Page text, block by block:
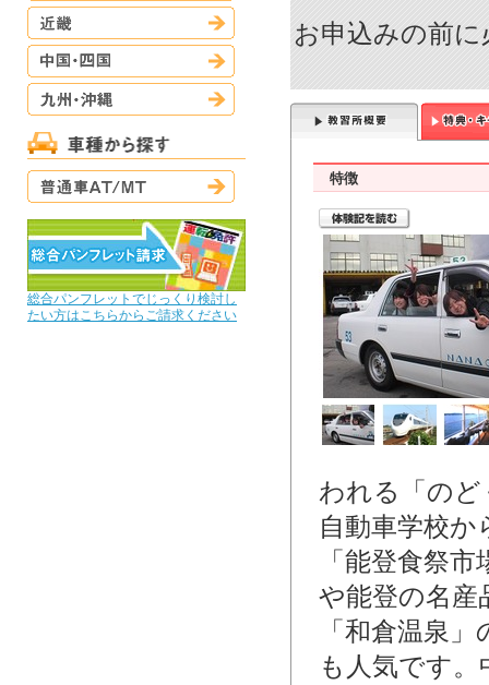
九州・沖縄
総合パンフレットでじっくり検討し
たい方はこちらからご請求ください
お申込みの前
特徴
われる「の
自動車学校
「能登食祭
や能登の名
「和倉温泉
も人気です